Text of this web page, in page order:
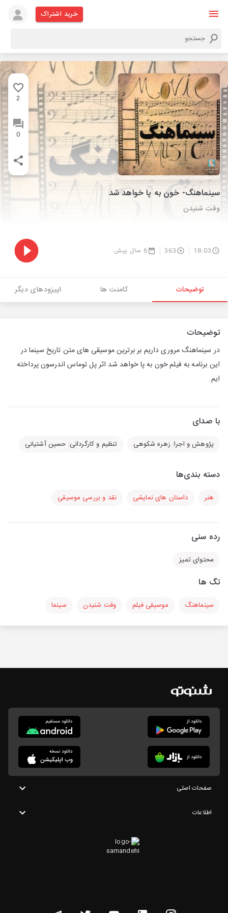
خرید اشتراک
2
0
سینماهنگ- خون به پا خواهد شد
وقت شنیدن
18:03
363 6 سال پیش
توضیحات کامنت ها اپیزودهای دیگر
توضیحات
در سینماهنگ مروری داریم بر برترین موسیقی های متن تاریخ سینما در
این برنامه به فیلم خون به پا خواهد شد اثر پل توماس اندرسون پرداخته
ایم.
با صدای
پژوهش و اجرا: زهره شکوهی تنظیم و کارگردانی: حسین آشتیانی
دسته بندی‌ها
هنر داستان های نمایشی نقد و بررسی موسیقی
رده سنی
محتوای تمیز
تگ ها
سینماهنگ موسیقی فیلم وقت شنیدن سینما
صفحات اصلی
اطلاعات